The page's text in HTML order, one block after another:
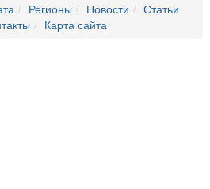
Регионы Новости
Статьи
Карта сайта